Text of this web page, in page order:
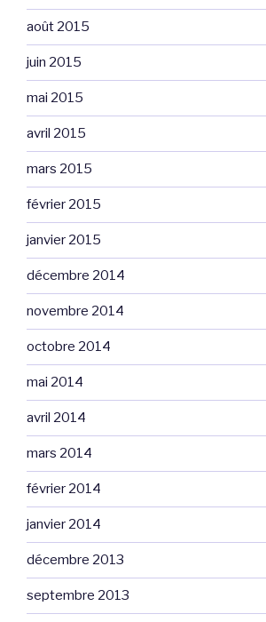
août 2015
juin 2015
mai 2015
avril 2015
mars 2015
février 2015
janvier 2015
décembre 2014
novembre 2014
octobre 2014
mai 2014
avril 2014
mars 2014
février 2014
janvier 2014
décembre 2013
septembre 2013